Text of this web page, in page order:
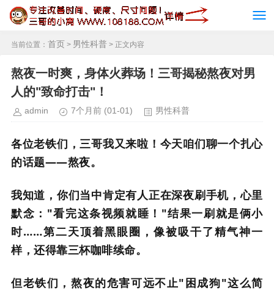
当前位置： 首页 > 男性科普 > 正文内容
熬夜一时爽，身体火葬场！三哥揭秘熬夜对男
人的"致命打击"！
admin 7个月前 (01-01) 男性科普
各位老铁们，三哥我又来啦！今天咱们聊一个扎心
的话题——熬夜。
我知道，你们当中肯定有人正在深夜刷手机，心里
默念："看完这条视频就睡！"结果一刷就是俩小
时……第二天顶着黑眼圈，像被吸干了精气神一
样，还得靠三杯咖啡续命。
但老铁们，熬夜的危害可远不止"困成狗"这么简